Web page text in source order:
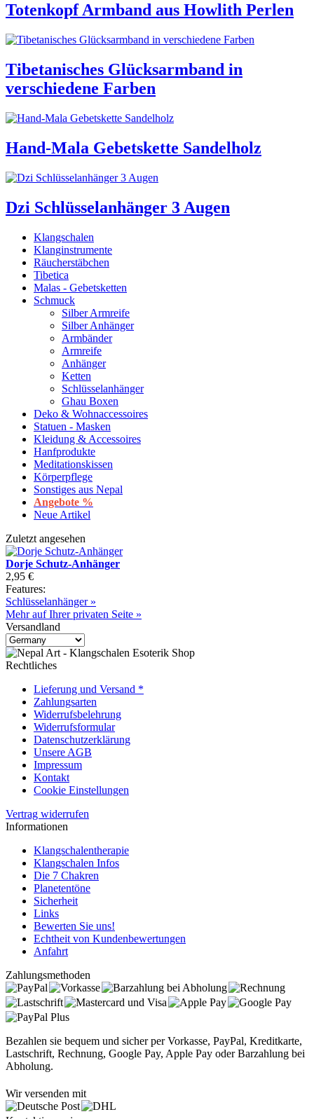
Totenkopf Armband aus Howlith Perlen
Tibetanisches Glücksarmband in
verschiedene Farben
Hand-Mala Gebetskette Sandelholz
Dzi Schlüsselanhänger 3 Augen
Klangschalen
Klanginstrumente
Räucherstäbchen
Tibetica
Malas - Gebetsketten
Schmuck
Silber Armreife
Silber Anhänger
Armbänder
Armreife
Anhänger
Ketten
Schlüsselanhänger
Ghau Boxen
Deko & Wohnaccessoires
Statuen - Masken
Kleidung & Accessoires
Hanfprodukte
Meditationskissen
Körperpflege
Sonstiges aus Nepal
Angebote %
Neue Artikel
Zuletzt angesehen
Dorje Schutz-Anhänger
2,95 €
Features:
Schlüsselanhänger »
Mehr auf Ihrer privaten Seite »
Versandland
Rechtliches
Lieferung und Versand *
Zahlungsarten
Widerrufsbelehrung
Widerrufsformular
Datenschutzerklärung
Unsere AGB
Impressum
Kontakt
Cookie Einstellungen
Vertrag widerrufen
Informationen
Klangschalentherapie
Klangschalen Infos
Die 7 Chakren
Planetentöne
Sicherheit
Links
Bewerten Sie uns!
Echtheit von Kundenbewertungen
Anfahrt
Zahlungsmethoden
Bezahlen sie bequem und sicher per Vorkasse, PayPal, Kreditkarte,
Lastschrift, Rechnung, Google Pay, Apple Pay oder Barzahlung bei
Abholung.
Wir versenden mit